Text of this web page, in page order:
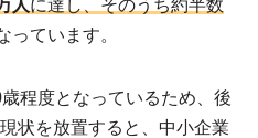
人に達し、そのうち約半数
っています。
程度となっているため、後
状を放置すると、中小企業